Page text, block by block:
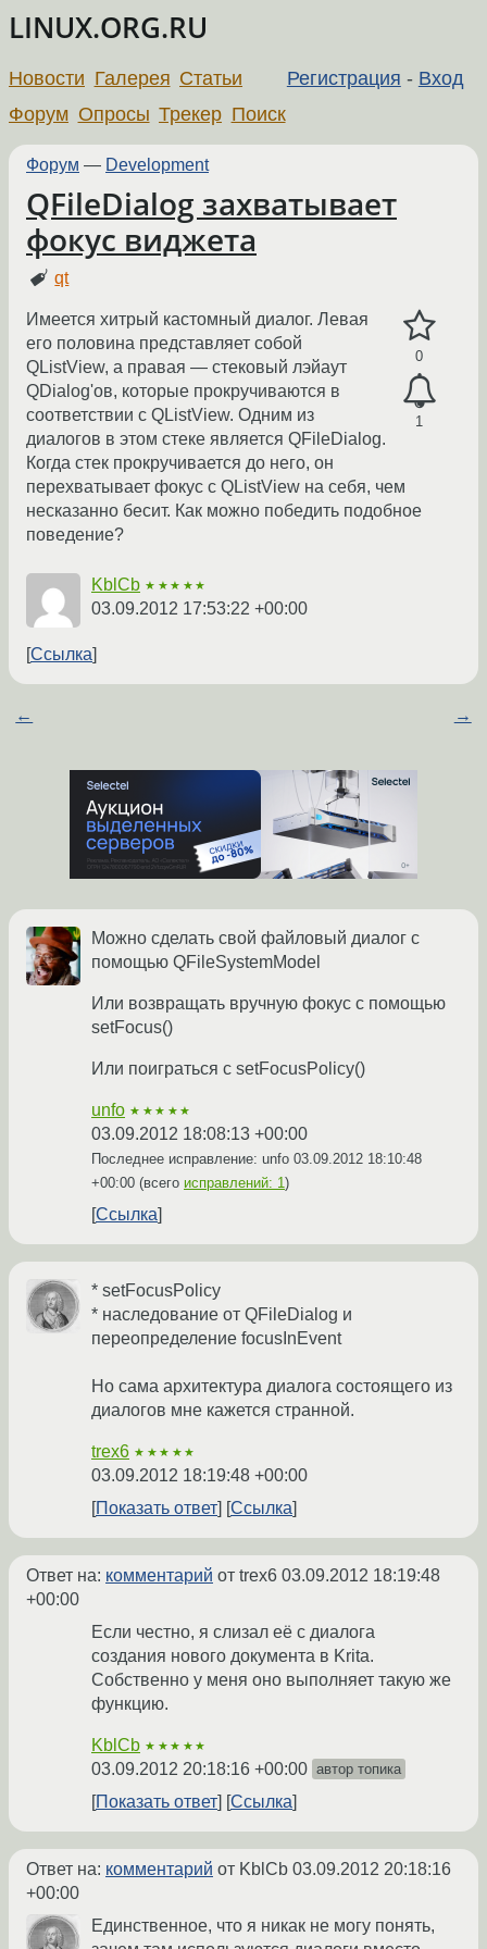
LINUX.ORG.RU
Регистрация - Вход
Новости Галерея Статьи
Форум Опросы Трекер Поиск
Форум — Development
QFileDialog захватывает
фокус виджета
qt
0
1
Имеется хитрый кастомный диалог. Левая
его половина представляет собой
QListView, а правая — стековый лэйаут
QDialog'ов, которые прокручиваются в
соответствии с QListView. Одним из
диалогов в этом стеке является QFileDialog.
Когда стек прокручивается до него, он
перехватывает фокус с QListView на себя, чем
несказанно бесит. Как можно победить подобное
поведение?
KblCb ★★★★★
03.09.2012 17:53:22 +00:00
Ссылка
← →
Можно сделать свой файловый диалог с
помощью QFileSystemModel
Или возвращать вручную фокус с помощью
setFocus()
Или поиграться с setFocusPolicy()
unfo ★★★★★
03.09.2012 18:08:13 +00:00
Последнее исправление: unfo 03.09.2012 18:10:48
+00:00 (всего исправлений: 1)
Ссылка
* setFocusPolicy
* наследование от QFileDialog и
переопределение focusInEvent
Но сама архитектура диалога состоящего из
диалогов мне кажется странной.
trex6 ★★★★★
03.09.2012 18:19:48 +00:00
Показать ответ
Ссылка
Ответ на: комментарий от trex6 03.09.2012 18:19:48
+00:00
Если честно, я слизал её с диалога
создания нового документа в Krita.
Собственно у меня оно выполняет такую же
функцию.
KblCb ★★★★★
03.09.2012 20:18:16 +00:00 автор топика
Показать ответ Ссылка
Ответ на: комментарий от KblCb 03.09.2012 20:18:16
+00:00
Единственное, что я никак не могу понять,